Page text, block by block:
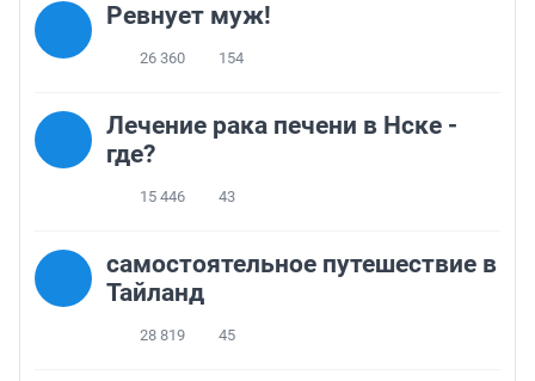
Ревнует муж!
26 360 154
Лечение рака печени в Нске -
где?
15 446 43
самостоятельное путешествие в
Тайланд
28 819 45